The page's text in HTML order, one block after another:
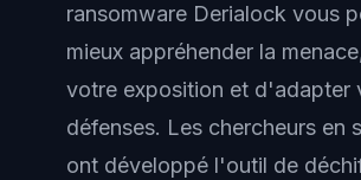
ransomware Derialock vous
mieux appréhender la
votre exposition et d'adapter
défenses. Les chercheurs en
ont développé l'outil de